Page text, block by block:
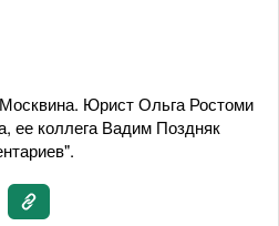
Юрист Ольга Ростоми
ее коллега Вадим Поздняк